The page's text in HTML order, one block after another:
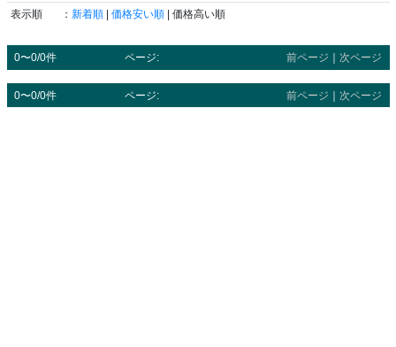
表示順
： 新着順 | 価格安い順 | 価格高い順
0〜0/0件 ページ: 前ページ 次ページ
0〜0/0件 ページ: 前ページ ｜ 次ページ